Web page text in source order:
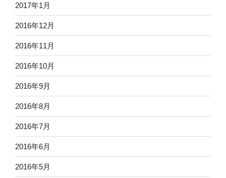
2017年1月
2016年12月
2016年11月
2016年10月
2016年9月
2016年8月
2016年7月
2016年6月
2016年5月